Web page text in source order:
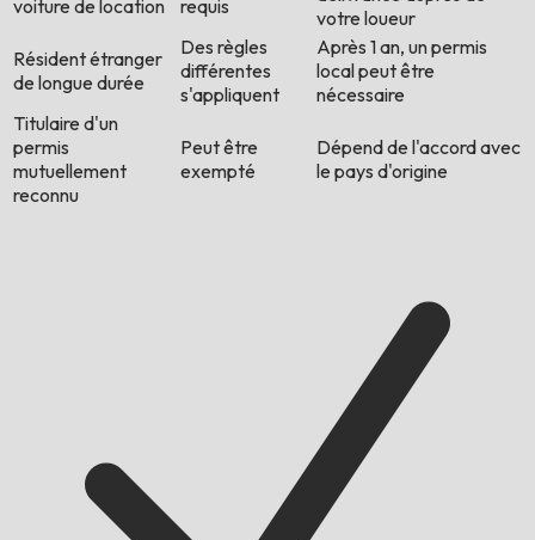
voiture de location
requis
votre loueur
Résident étranger
de longue durée
Des règles
différentes
s'appliquent
Après 1 an, un permis
local peut être
nécessaire
Titulaire d'un
permis
mutuellement
reconnu
Peut être
exempté
Dépend de l'accord avec
le pays d'origine